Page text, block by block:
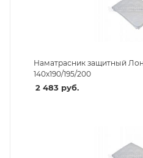
Наматрасник защитный
140х190/195/200
2 483руб.